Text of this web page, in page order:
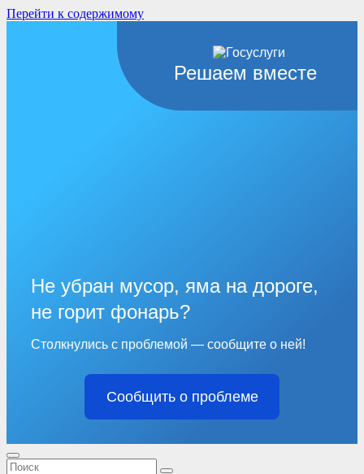
Перейти к содержимому
Решаем вместе
Не убран мусор, яма на дороге,
не горит фонарь?
Столкнулись с проблемой — сообщите о ней!
Сообщить о проблеме